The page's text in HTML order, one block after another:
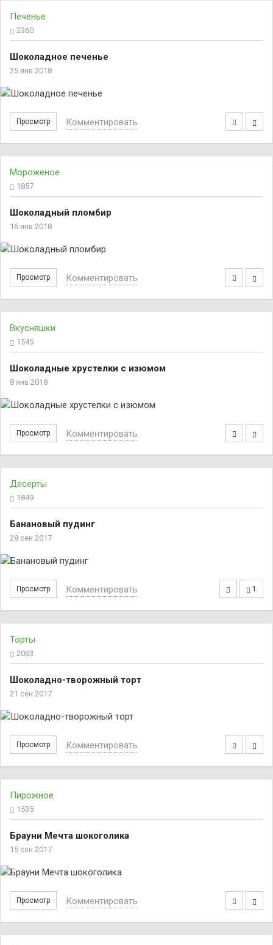
Печенье
2360
Шоколадное печенье
25 янв 2018
Просмотр Комментировать
Мороженое
1857
Шоколадный пломбир
16 янв 2018
Просмотр Комментировать
Вкусняшки
1545
Шоколадные хрустелки с изюмом
8 янв 2018
Просмотр Комментировать
Десерты
1849
Банановый пудинг
28 сен 2017
Просмотр 1
Комментировать
Торты
2063
Шоколадно-творожный торт
21 сен 2017
Просмотр Комментировать
Пирожное
1535
Брауни Мечта шокоголика
15 сен 2017
Просмотр Комментировать